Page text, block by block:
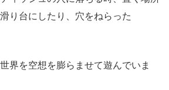
り台にしたり、穴をねらった
界を空想を膨らませて遊んでいま